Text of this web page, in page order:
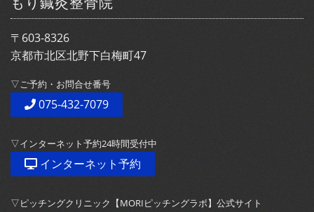
〒603-8326
京都市北区北野下白梅町47
▽ご予約・お問合せ番号
075-432-7079
▽インターネット予約24時間受付中
インターネット予約
▽ピッチングクリニック【MORIピッチングラボ】公式サイト